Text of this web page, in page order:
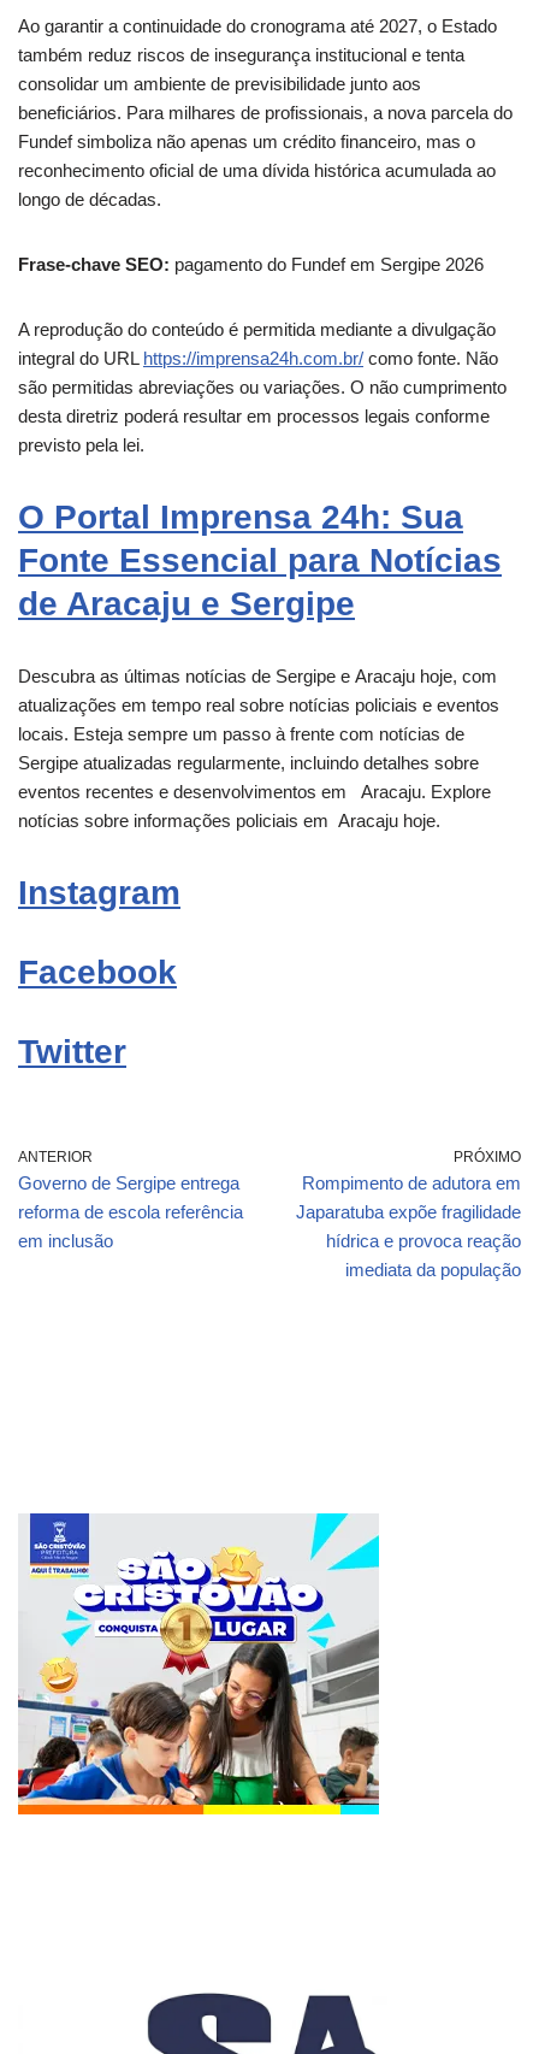
Ao garantir a continuidade do cronograma até 2027, o Estado
também reduz riscos de insegurança institucional e tenta
consolidar um ambiente de previsibilidade junto aos
beneficiários. Para milhares de profissionais, a nova parcela do
Fundef simboliza não apenas um crédito financeiro, mas o
reconhecimento oficial de uma dívida histórica acumulada ao
longo de décadas.
Frase-chave SEO: pagamento do Fundef em Sergipe 2026
A reprodução do conteúdo é permitida mediante a divulgação
integral do URL https://imprensa24h.com.br/ como fonte. Não
são permitidas abreviações ou variações. O não cumprimento
desta diretriz poderá resultar em processos legais conforme
previsto pela lei.
O Portal Imprensa 24h: Sua
Fonte Essencial para Notícias
de Aracaju e Sergipe
Descubra as últimas notícias de Sergipe e Aracaju hoje, com
atualizações em tempo real sobre notícias policiais e eventos
locais. Esteja sempre um passo à frente com notícias de
Sergipe atualizadas regularmente, incluindo detalhes sobre
eventos recentes e desenvolvimentos em Aracaju. Explore
notícias sobre informações policiais em Aracaju hoje.
Instagram
Facebook
Twitter
ANTERIOR
Governo de Sergipe entrega
reforma de escola referência
em inclusão
PRÓXIMO
Rompimento de adutora em
Japaratuba expõe fragilidade
hídrica e provoca reação
imediata da população